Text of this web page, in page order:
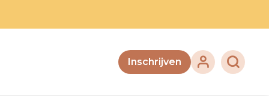
Inschrijven